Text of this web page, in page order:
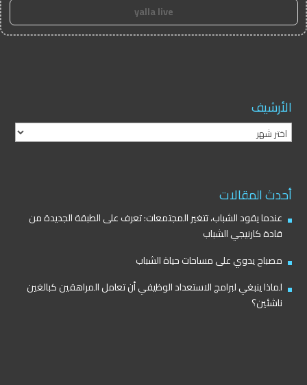
yalla live
الأرشيف
الأرشيف
أحدث المقالات
عندما يقود الشباب، تتغير المجتمعات: تعرف على الطبقة الجديدة من
قادة كارنيجي الشباب
مصباح يدوي على مساحات حياة الشباب
لماذا ينبغي لبرامج الاستعداد الوظيفي أن تعامل المراهقين كبالغين
ناشئين؟